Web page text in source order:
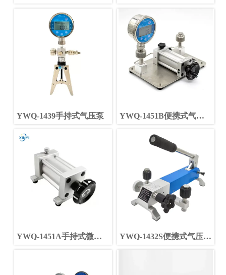
YWQ-1439手持式气压泵
YWQ-1451B便携式气压
YWQ-1451A手持式微压
YWQ-1432S便携式气压校